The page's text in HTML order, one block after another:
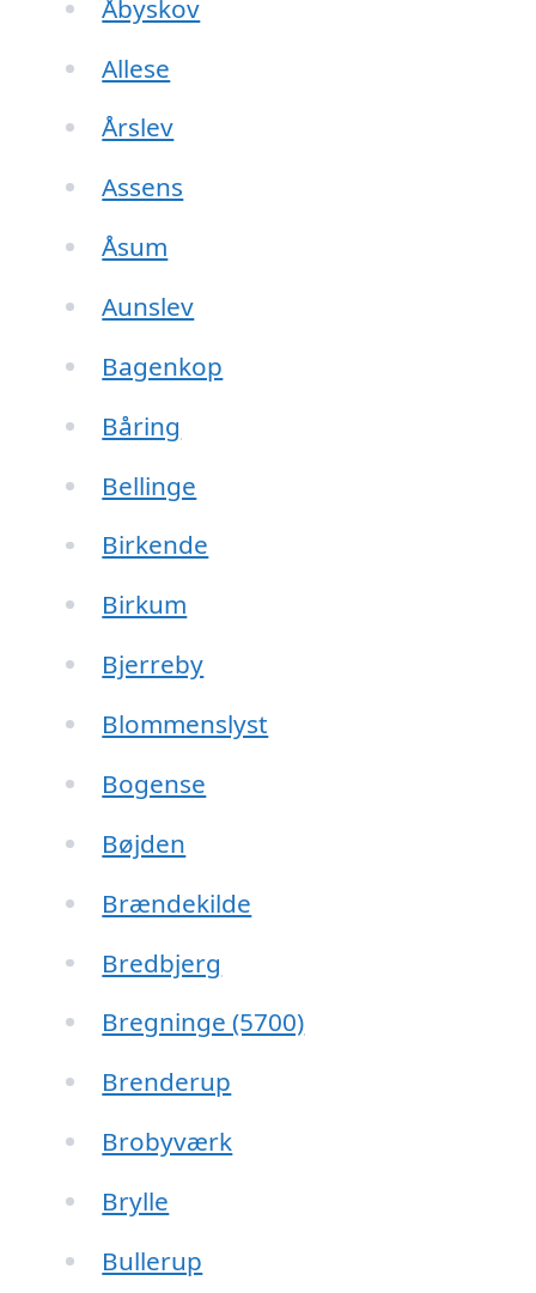
Åbyskov
Allese
Årslev
Assens
Åsum
Aunslev
Bagenkop
Båring
Bellinge
Birkende
Birkum
Bjerreby
Blommenslyst
Bogense
Bøjden
Brændekilde
Bredbjerg
Bregninge (5700)
Brenderup
Brobyværk
Brylle
Bullerup